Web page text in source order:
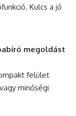
Kulcs a jó
megoldást
felület
minőségi